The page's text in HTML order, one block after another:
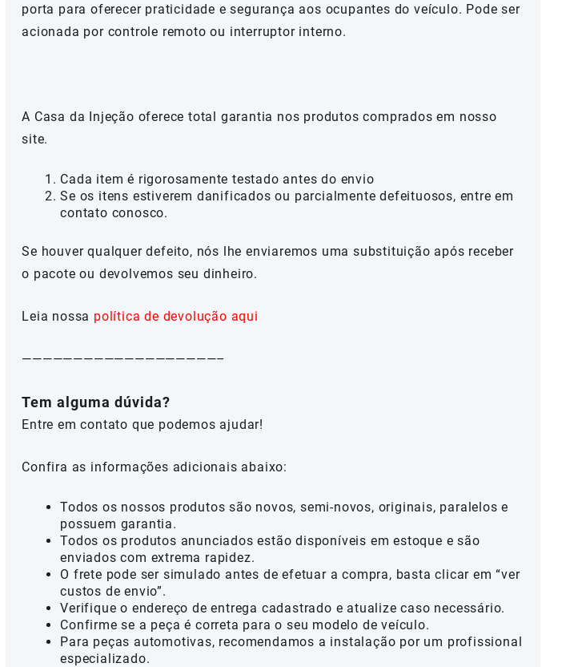
porta para oferecer praticidade e segurança aos ocupantes do veículo. Pode ser
acionada por controle remoto ou interruptor interno.
A Casa da Injeção oferece total garantia nos produtos comprados em nosso
site.
Cada item é rigorosamente testado antes do envio
Se os itens estiverem danificados ou parcialmente defeituosos, entre em
contato conosco.
Se houver qualquer defeito, nós lhe enviaremos uma substituição após receber
o pacote ou devolvemos seu dinheiro.
Leia nossa política de devolução aqui
———————————————————–
Tem alguma dúvida?
Entre em contato que podemos ajudar!
Confira as informações adicionais abaixo:
Todos os nossos produtos são novos, semi-novos, originais, paralelos e
possuem garantia.
Todos os produtos anunciados estão disponíveis em estoque e são
enviados com extrema rapidez.
O frete pode ser simulado antes de efetuar a compra, basta clicar em “ver
custos de envio”.
Verifique o endereço de entrega cadastrado e atualize caso necessário.
Confirme se a peça é correta para o seu modelo de veículo.
Para peças automotivas, recomendamos a instalação por um profissional
especializado.